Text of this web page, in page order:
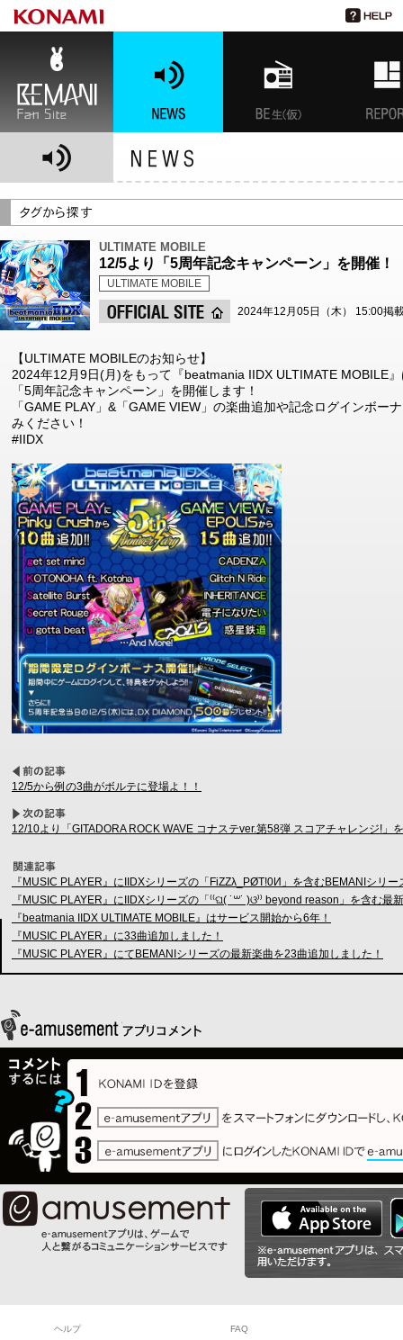
ULTIMATE MOBILE
12/5より「5周年記念キャンペーン」を開催！
ULTIMATE MOBILE
2024年12月05日（木） 15:00掲
【ULTIMATE MOBILEのお知らせ】
2024年12月9日(月)をもって『beatmania IIDX ULTIMATE MOBILE
「5周年記念キャンペーン」を開催します！
「GAME PLAY」&「GAME VIEW」の楽曲追加や記念ログインボー
みください！
#IIDX
12/5から例の3曲がボルテに登場よ！！
12/10より「GITADORA ROCK WAVE コナステver.第58弾 スコアチャレンジ!」
『MUSIC PLAYER』にIIDXシリーズの「FiZZλ_PØT!0И」を含むBEMANIシリ
『MUSIC PLAYER』にIIDXシリーズの「⁽⁽ଘ( ˙꒳˙ )ଓ⁾⁾ beyond reason」を含む
『beatmania IIDX ULTIMATE MOBILE』はサービス開始から6年！
『MUSIC PLAYER』に33曲追加しました！
『MUSIC PLAYER』にてBEMANIシリーズの最新楽曲を23曲追加しました！
ヘルプ FAQ